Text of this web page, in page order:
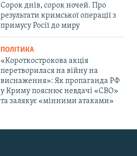
Сорок днів, сорок ночей. Про
результати кримської операції з
примусу Росії до миру
ПОЛІТИКА
«Короткострокова акція
перетворилася на війну на
виснаження»: Як пропаганда РФ
у Криму пояснює невдачі «СВО»
та залякує «мінними атаками»